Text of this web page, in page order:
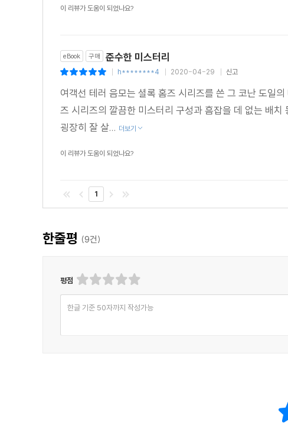
이 리뷰가 도움이 되었나요?
eBook 구매 준수한 미스터리
h********4 2020-04-29 신고
여객선 테러 음모는 셜록 홈즈 시리즈를 쓴 그 코난 도일
즈 시리즈의 깔끔한 미스터리 구성과 흠잡을 데 없는 배
굉장히 잘 살... 더보기
이 리뷰가 도움이 되었나요?
1
한줄평 (9건)
평점
한글 기준 50자까지 작성가능